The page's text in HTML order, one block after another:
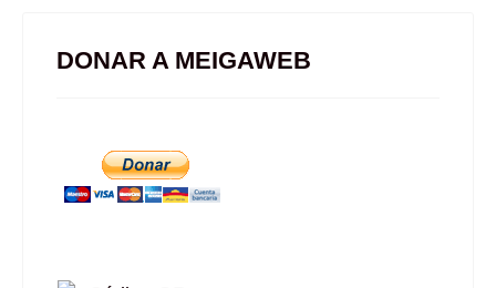
DONAR A MEIGAWEB